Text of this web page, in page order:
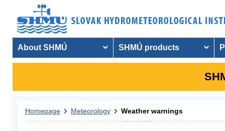
About SHMÚ SHMÚ products
Homepage Meteorology Weather warnings